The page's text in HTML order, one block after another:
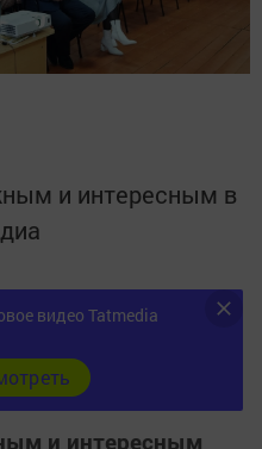
и интересным в
в
MАХ:
и интересным
видео Tatmedia